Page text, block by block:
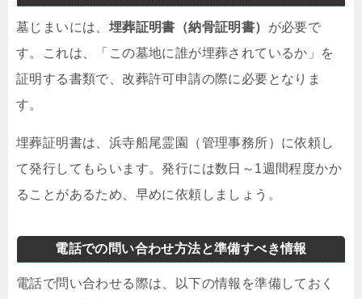
墓じまいには、 埋葬証明書（納骨証明書） が必要で
す。これは、「この墓地に誰が埋葬されているか」を
証明する書類で、改葬許可申請の際に必要となりま
す。
埋葬証明書は、浜寺船尾霊園（管理事務所）に依頼し
て発行してもらいます。発行には数日～1週間程度かか
ることがあるため、早めに依頼しましょう。
電話での問い合わせ方法と準備すべき情報
電話で問い合わせる際は、以下の情報を準備しておく